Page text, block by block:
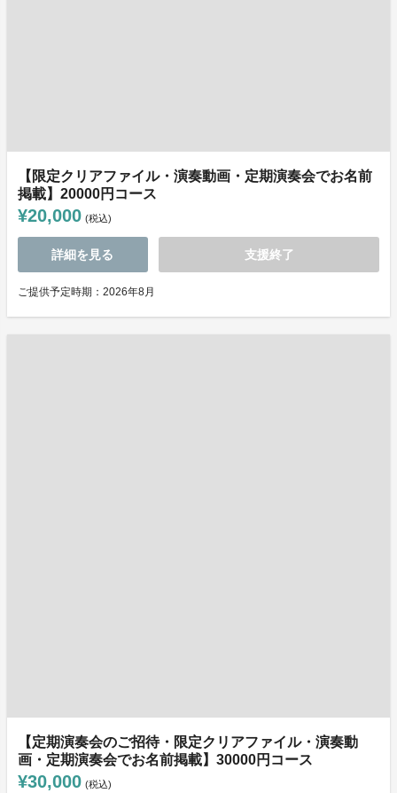
【限定クリアファイル・演奏動画・定期演奏会でお名前
掲載】20000円コース
¥20,000 (税込)
詳細を見る 支援終了
ご提供予定時期：2026年8月
【定期演奏会のご招待・限定クリアファイル・演奏動
画・定期演奏会でお名前掲載】30000円コース
¥30,000 (税込)